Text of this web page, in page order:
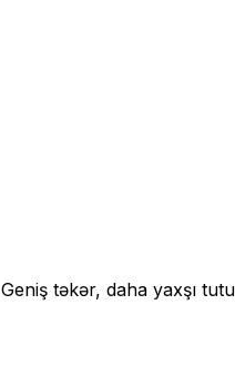
Geniş təkər, daha yaxşı